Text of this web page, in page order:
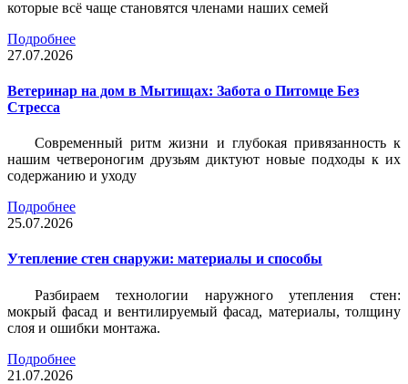
которые всё чаще становятся членами наших семей
Подробнее
27.07.2026
Ветеринар на дом в Мытищах: Забота о Питомце Без
Стресса
Современный ритм жизни и глубокая привязанность к
нашим четвероногим друзьям диктуют новые подходы к их
содержанию и уходу
Подробнее
25.07.2026
Утепление стен снаружи: материалы и способы
Разбираем технологии наружного утепления стен:
мокрый фасад и вентилируемый фасад, материалы, толщину
слоя и ошибки монтажа.
Подробнее
21.07.2026